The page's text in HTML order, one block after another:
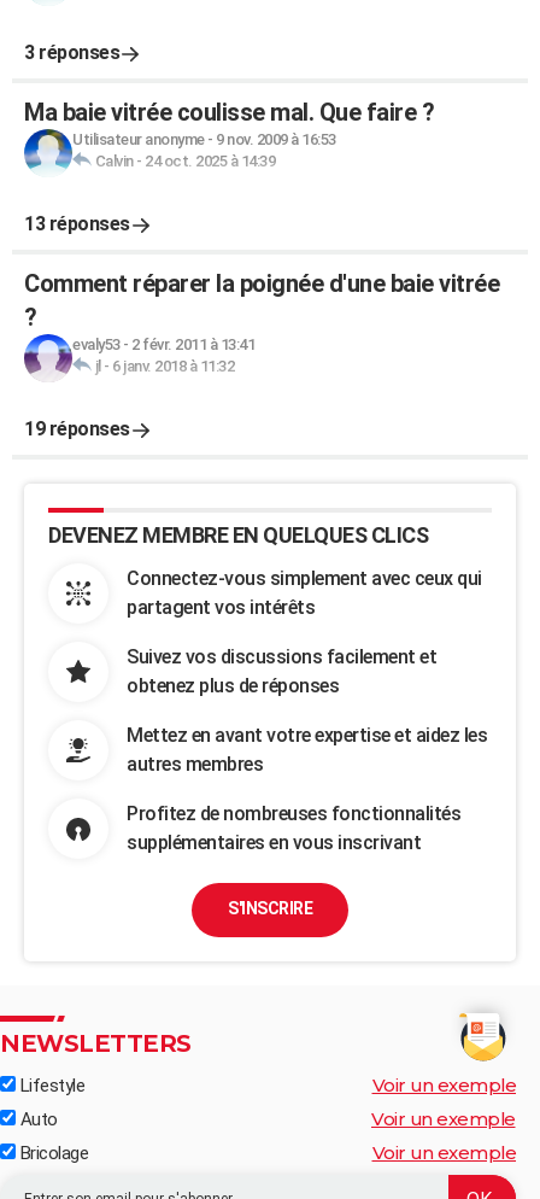
3 réponses
Ma baie vitrée coulisse mal. Que faire ?
Utilisateur anonyme- 9 nov. 2009 à 16:53
Calvin- 24 oct. 2025 à 14:39
13 réponses
Comment réparer la poignée d'une baie vitrée
?
evaly53- 2 févr. 2011 à 13:41
jl - 6 janv. 2018 à 11:32
19 réponses
DEVENEZ MEMBRE EN QUELQUES CLICS
Connectez-vous simplement avec ceux qui
partagent vos intérêts
Suivez vos discussions facilement et
obtenez plus de réponses
Mettez en avant votre expertise et aidez les
autres membres
Profitez de nombreuses fonctionnalités
supplémentaires en vous inscrivant
S'INSCRIRE
NEWSLETTERS
Lifestyle Voir un exemple
Auto Voir un exemple
Bricolage Voir un exemple